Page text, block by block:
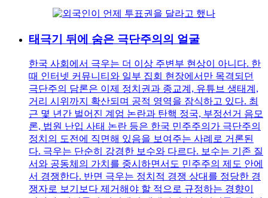
태극기 뒤에 숨은 극단주의의 얼굴
한국 사회에서 극우는 더 이상 주변부 현상이 아니다. 한
때 인터넷 커뮤니티와 일부 집회 현장에서만 목격되던
극단주의 담론은 이제 정치권과 종교계, 유튜브 생태계,
거리 시위까지 확산되며 공적 영역을 잠식하고 있다. 최
근 몇 년간 벌어진 계엄 논란과 탄핵 정국, 부정선거 음모
론, 법원 난입 사태 논란 등은 한국 민주주의가 극단주의
정치의 도전에 직면해 있음을 보여주는 사례로 거론된
다. 극우는 단순히 강경한 보수와 다르다. 보수는 기존 질
서와 공동체의 가치를 중시하면서도 민주주의 제도 안에
서 경쟁한다. 반면 극우는 정치적 경쟁 상대를 정당한 경
쟁자로 보기보다 제거해야 할 적으로 규정하는 경향이